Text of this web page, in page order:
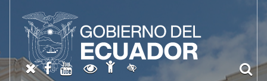
X oficial del SRI
Facebook oficial SRI
Canal del SRI en YouTube
Abrir página de
Abrir página de
Activar/quitar contraste